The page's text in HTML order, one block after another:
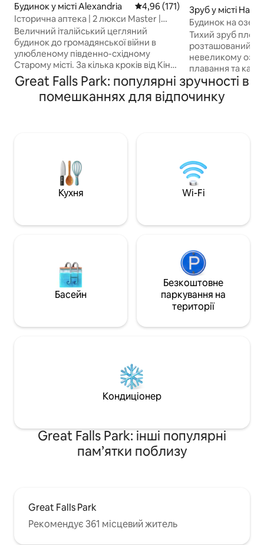
Будинок у місті Alexandria Середня оцінка: 4,96 з 5,
4,96 (171)
Історична аптека | 2 люкси Master |
Старе місто
Величний італійський цегляний
будинок до громадянської війни в
улюбленому південно-східному
Старому місті. За кілька кроків від Кінг-
стріт і 2 кварталів до набережної,
розташування неперевершене! Цей 3-
поверховий будинок, створений в
історії та чарівності. 2 апартаменти
Masters Suites 4K 65in з потоковим
передаванням Високошвидкісний
Інтернет, спеціальне робоче місце
Пральна машина/сушильна машина
Зруб у місті
Будинок на озері
Тихий зруб
розташований
невеликому озері,
плавання та
повністю
4 душовими НА
душу. Спальні
Можна
тваринами. Камери знаходяться на
території. 1 на
палубі, задній
воді, 1 зовнішній
Great Falls Park: популярні зручності в
помешканнях для відпочинку
Кухня Wi-Fi
Басейн
Безкоштовне
паркування на
території
Кондиціонер
Great Falls Park: інші популярні
пам’ятки поблизу
Great Falls Park
Рекомендує 361 місцевий житель